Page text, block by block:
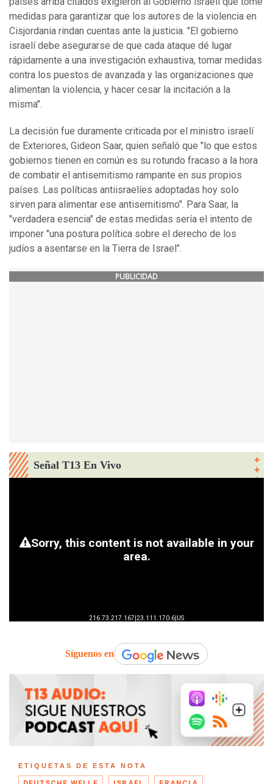
medidas para garantizar que los autores de la violencia en
Cisjordania rindan cuentas ante la justicia. "El gobierno
israelí debe asegurarse de que cada ataque dé lugar
rápidamente a una investigación exhaustiva, tomar medidas
contra los puestos de avanzada y las organizaciones que
alimentan la violencia, y hacer cesar la incitación a la
misma".
La decisión fue duramente criticada por el ministro israelí
de Exteriores, Gideon Saar, quien señaló que "lo que estos
gobiernos tienen en común es su rotundo fracaso a la hora
de combatir el antisemitismo rampante en sus propios
países. Las políticas antiisraelíes adoptadas hoy solo
sirven para alimentar ese antisemitismo". Para Saar, la
"verdadera esencia" de estas medidas sería el intento de
imponer "una postura política sobre el derecho de los
judíos a asentarse en la Tierra de Israel".
PUBLICIDAD
Señal T13 En Vivo
Síguenos en
ETIQUETAS DE ESTA NOTA